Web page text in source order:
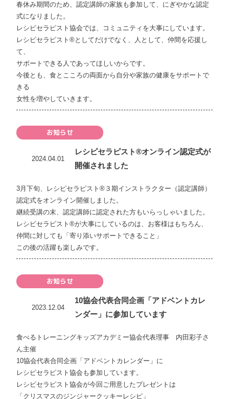
春休み期間のため、認定講師の家族も参加して、にぎやかな認定
式になりました。
レシピセラピスト協会では、コミュニティを大事にしています。
レシピセラピスト®としてだけでなく、人として、仲間を応援し
て、
サポートできる人であってほしいからです。
今後とも、食とこころの両面から自分や家族の健康をサポートで
きる
女性を増やしていきます。
お知らせ
2024.04.01
レシピセラピスト®オンライン認定式が
開催されました
3月下旬、レシピセラピスト®︎３期インストラクター（認定講師）
認定式をオンライン開催しました。
継続受講の末、認定講師に認定された方もいらっしゃいました。
レシピセラピスト®︎が大事にしているのは、お客様はもちろん、
仲間に対しても「寄り添いサポートできること」
この後の活躍も楽しみです。
お知らせ
2023.12.04
10協会代表合同企画「アドベントカレ
ンダー」に参加しています
食べるトレーニングキッズアカデミー協会代表理事 内田彩子さ
ん主催
10協会代表合同企画「アドベントカレンダー」に
レシピセラピスト協会も参加しています。
レシピセラピスト協会が今回ご用意したプレゼントは
「クリスマスのジンジャークッキーレシピ」